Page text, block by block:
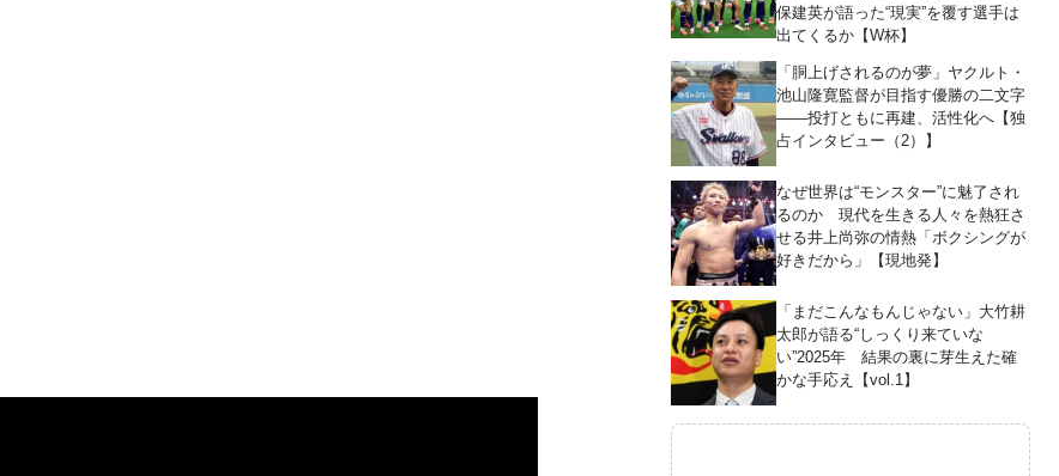
保建英が語った“現実”を覆す選手は
出てくるか【W杯】
「胴上げされるのが夢」ヤクルト・
池山隆寛監督が目指す優勝の二文字
――投打ともに再建、活性化へ【独
占インタビュー（2）】
なぜ世界は“モンスター”に魅了され
るのか 現代を生きる人々を熱狂さ
せる井上尚弥の情熱「ボクシングが
好きだから」【現地発】
「まだこんなもんじゃない」大竹耕
太郎が語る“しっくり来ていな
い”2025年 結果の裏に芽生えた確
かな手応え【vol.1】